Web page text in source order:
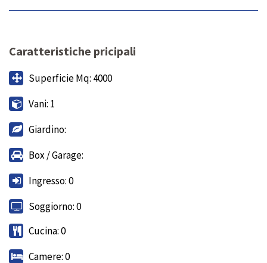
Caratteristiche pricipali
Superficie Mq: 4000
Vani: 1
Giardino:
Box / Garage:
Ingresso: 0
Soggiorno: 0
Cucina: 0
Camere: 0